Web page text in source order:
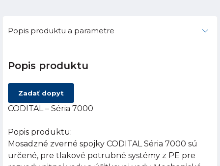
Popis produktu a parametre
Popis produktu
Zadať dopyt
CODITAL – Séria 7000
Popis produktu:
Mosadzné zverné spojky CODITAL Séria 7000 sú
určené, pre tlakové potrubné systémy z PE pre